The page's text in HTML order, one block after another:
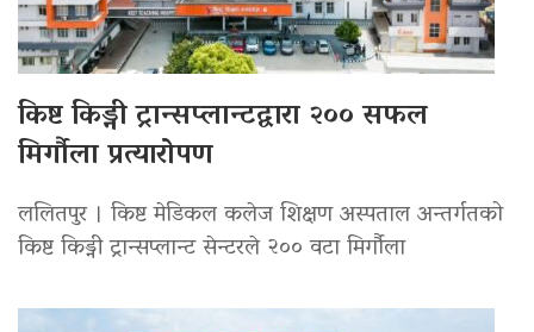
किष्ट किड्नी ट्रान्सप्लान्टद्वारा २०० सफल
मिर्गौला प्रत्यारोपण
ललितपुर । किष्ट मेडिकल कलेज शिक्षण अस्पताल अन्तर्गतको
किष्ट किड्नी ट्रान्सप्लान्ट सेन्टरले २०० वटा मिर्गौला